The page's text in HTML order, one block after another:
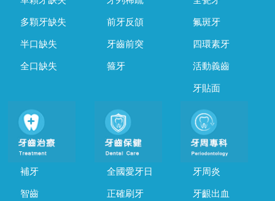
多顆牙缺失
半口缺失
全口缺失
前牙反頜
牙齒前突
箍牙
氟斑牙
四環素牙
活動義齒
牙貼面
補牙
智齒
全國愛牙日
正確刷牙
牙周炎
牙齦出血